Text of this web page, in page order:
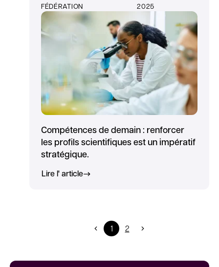
FÉDÉRATION
2025
Compétences de demain : renforcer
les profils scientifiques est un impératif
stratégique.
Lire l' article
1 2